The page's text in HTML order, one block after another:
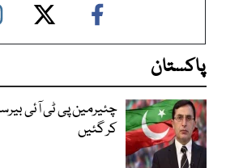
پاکستان
چئیرمین پی ٹی آئی
کر گئیں